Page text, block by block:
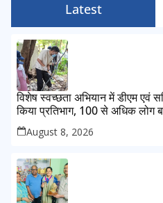
Latest
विशेष स्वच्छता अभियान में डीएम एवं
किया प्रतिभाग, 100 से अधिक लोग
August 8, 2026